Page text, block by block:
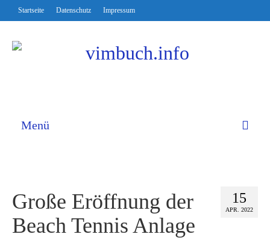
Startseite Datenschutz Impressum
Menü
15
APR. 2022
Große Eröffnung der
Beach Tennis Anlage